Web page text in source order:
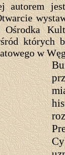
autorem
Ośrodka
w